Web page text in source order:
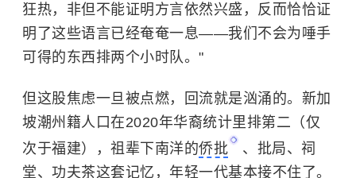
狂热，非但不能证明方言依然兴盛，反而恰恰证
明了这些语言已经奄奄一息——我们不会为唾手
可得的东西排两个小时队。"
但这股焦虑一旦被点燃，回流就是汹涌的。新加
坡潮州籍人口在2020年华裔统计里排第二（仅
次于福建），祖辈下南洋的侨批
、批局、祠
堂、功夫茶这套记忆，年轻一代基本接不住了。